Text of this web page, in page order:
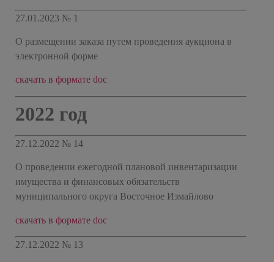
27.01.2023 № 1
О размещении заказа путем проведения аукциона в
электронной форме
скачать в формате doc
2022 год
27.12.2022 № 14
О проведении ежегодной плановой инвентаризации
имущества и финансовых обязательств
муниципального округа Восточное Измайлово
скачать в формате doc
27.12.2022 № 13